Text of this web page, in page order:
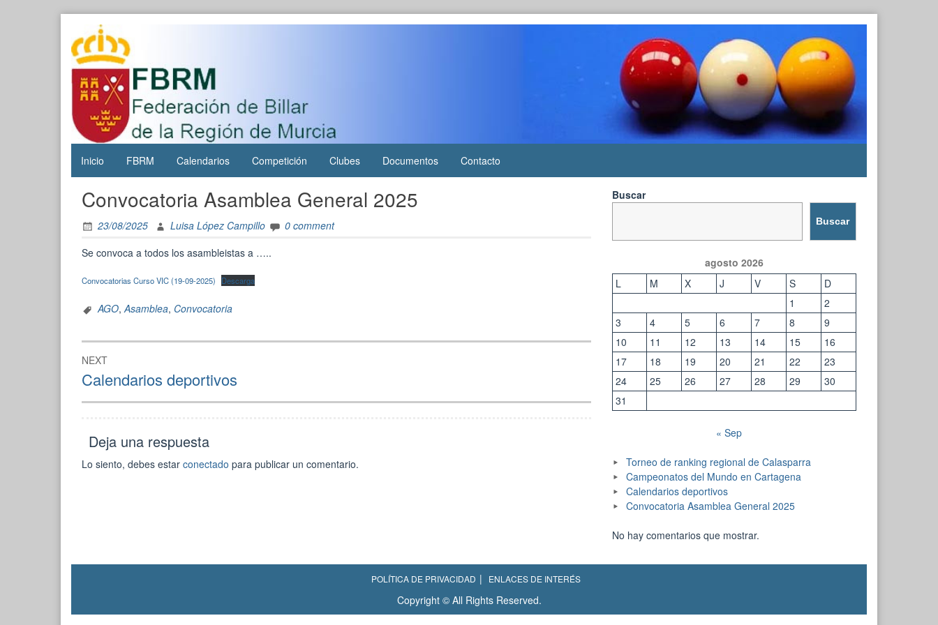
Federación
de Billar
de la
Región de
Murcia
FBRM
Inicio FBRM Calendarios Competición Clubes Documentos Contacto
Convocatoria Asamblea General 2025
23/08/2025 Luisa López Campillo
0 comment
Se convoca a todos los asambleistas a …..
Convocatorias Curso VIC (19-09-2025) Descarga
AGO,Asamblea, Convocatoria
Navegación
de
entradas
NEXT
Next
post:
Calendarios deportivos
Deja una respuesta
Lo siento, debes estar conectado para publicar un comentario.
Buscar
Buscar
agosto 2026
L
M X J V S
D
1
2
3
4 5 6 7 8
9
10
11 12 13 14 15
16
17
18 19 20 21 22
23
24
25 26 27 28 29
30
31
« Sep
Torneo de ranking regional de Calasparra
Campeonatos del Mundo en Cartagena
Calendarios deportivos
Convocatoria Asamblea General 2025
No hay comentarios que mostrar.
POLÍTICA DE PRIVACIDAD ENLACES DE INTERÉS
Copyright © All Rights Reserved.